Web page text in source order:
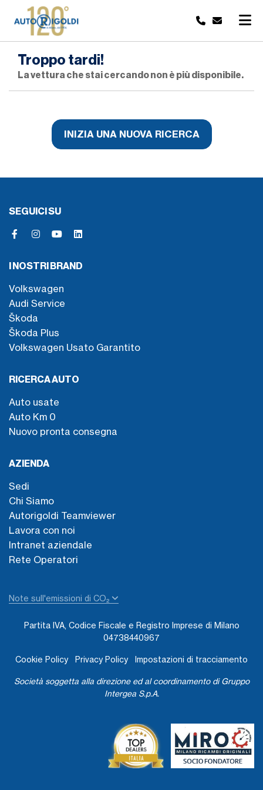
Troppo tardi!
La vettura che stai cercando non è più disponibile.
INIZIA UNA NUOVA RICERCA
SEGUICI SU
I NOSTRI BRAND
Volkswagen
Audi Service
Škoda
Škoda Plus
Volkswagen Usato Garantito
RICERCA AUTO
Auto usate
Auto Km 0
Nuovo pronta consegna
AZIENDA
Sedi
Chi Siamo
Autorigoldi Teamviewer
Lavora con noi
Intranet aziendale
Rete Operatori
Note sull'emissioni di CO₂
Partita IVA, Codice Fiscale e Registro Imprese di Milano
04738440967
Cookie Policy Privacy Policy Impostazioni di tracciamento
Società soggetta alla direzione ed al coordinamento di Gruppo
Intergea S.p.A.